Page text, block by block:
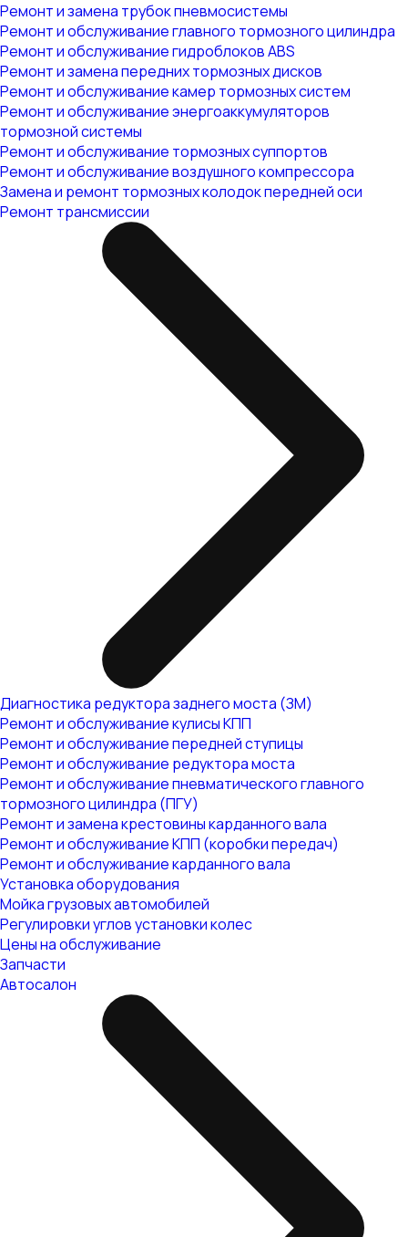
Ремонт и замена трубок пневмосистемы
Ремонт и обслуживание главного тормозного цилиндра
Ремонт и обслуживание гидроблоков ABS
Ремонт и замена передних тормозных дисков
Ремонт и обслуживание камер тормозных систем
Ремонт и обслуживание энергоаккумуляторов
тормозной системы
Ремонт и обслуживание тормозных суппортов
Ремонт и обслуживание воздушного компрессора
Замена и ремонт тормозных колодок передней оси
Ремонт трансмиссии
Диагностика редуктора заднего моста (ЗМ)
Ремонт и обслуживание кулисы КПП
Ремонт и обслуживание передней ступицы
Ремонт и обслуживание редуктора моста
Ремонт и обслуживание пневматического главного
тормозного цилиндра (ПГУ)
Ремонт и замена крестовины карданного вала
Ремонт и обслуживание КПП (коробки передач)
Ремонт и обслуживание карданного вала
Установка оборудования
Мойка грузовых автомобилей
Регулировки углов установки колес
Цены на обслуживание
Запчасти
Автосалон